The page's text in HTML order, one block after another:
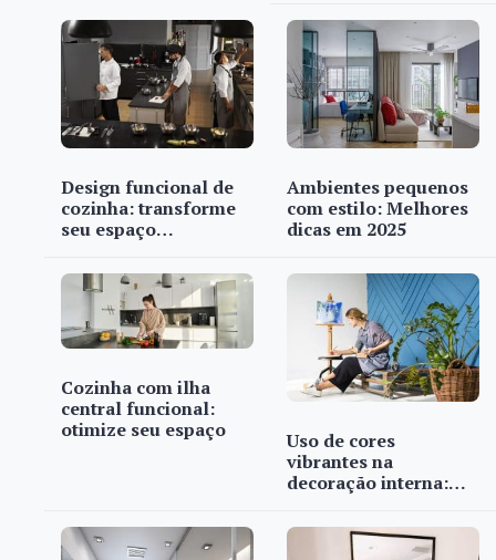
Design funcional de
cozinha: transforme
seu espaço…
Ambientes pequenos
com estilo: Melhores
dicas em 2025
Cozinha com ilha
central funcional:
otimize seu espaço
Uso de cores
vibrantes na
decoração interna:…